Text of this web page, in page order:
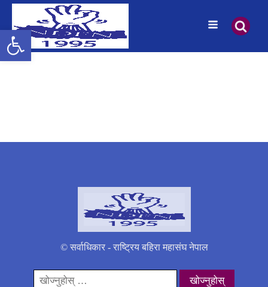
© सर्वाधिकार - राष्ट्रिय बहिरा महासंघ नेपाल
यसको
उपकरणपट्टी खोल्नुहोस्